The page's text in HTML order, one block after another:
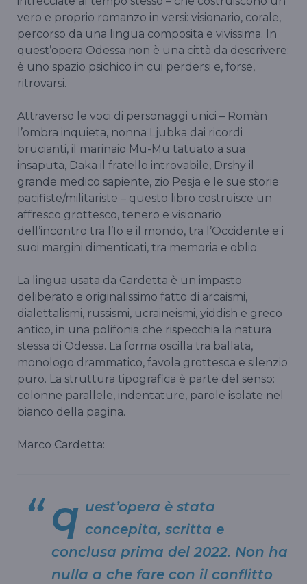
vero e proprio romanzo in versi: visionario, corale,
percorso da una lingua composita e vivissima. In
quest’opera Odessa non è una città da descrivere:
è uno spazio psichico in cui perdersi e, forse,
ritrovarsi.
Attraverso le voci di personaggi unici – Romàn
l’ombra inquieta, nonna Ljubka dai ricordi
brucianti, il marinaio Mu-Mu tatuato a sua
insaputa, Daka il fratello introvabile, Drshy il
grande medico sapiente, zio Pesja e le sue storie
pacifiste/militariste – questo libro costruisce un
affresco grottesco, tenero e visionario
dell’incontro tra l’Io e il mondo, tra l’Occidente e i
suoi margini dimenticati, tra memoria e oblio.
La lingua usata da Cardetta è un impasto
deliberato e originalissimo fatto di arcaismi,
dialettalismi, russismi, ucraineismi, yiddish e greco
antico, in una polifonia che rispecchia la natura
stessa di Odessa. La forma oscilla tra ballata,
monologo drammatico, favola grottesca e silenzio
puro. La struttura tipografica è parte del senso:
colonne parallele, indentature, parole isolate nel
bianco della pagina.
Marco Cardetta:
q uest’opera è stata
concepita, scritta e
conclusa prima del 2022. Non ha
nulla a che fare con il conflitto